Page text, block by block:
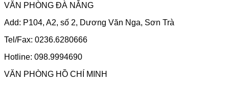
VĂN PHÒNG ĐÀ NẴNG
Add: P104, A2, số 2, Dương Văn Nga, Sơn Trà
Tel/Fax: 0236.6280666
Hotline: 098.9994690
VĂN PHÒNG HỒ CHÍ MINH